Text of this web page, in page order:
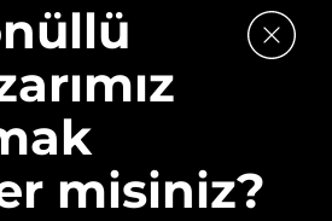
kaydolun.
misiniz?